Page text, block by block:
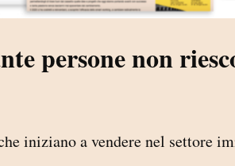
persone non
iniziano a vendere nel settore